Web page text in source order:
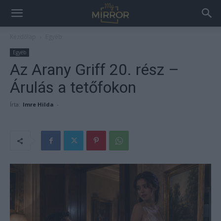
Egyéb
Az Arany Griff 20. rész –
Árulás a tetőfokon
Írta: Imre Hilda -